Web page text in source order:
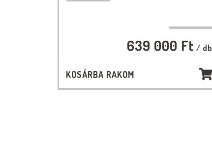
639 000 Ft / db
KOSÁRBA RAKOM